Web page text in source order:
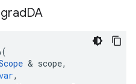
DA
(
& scope,
,